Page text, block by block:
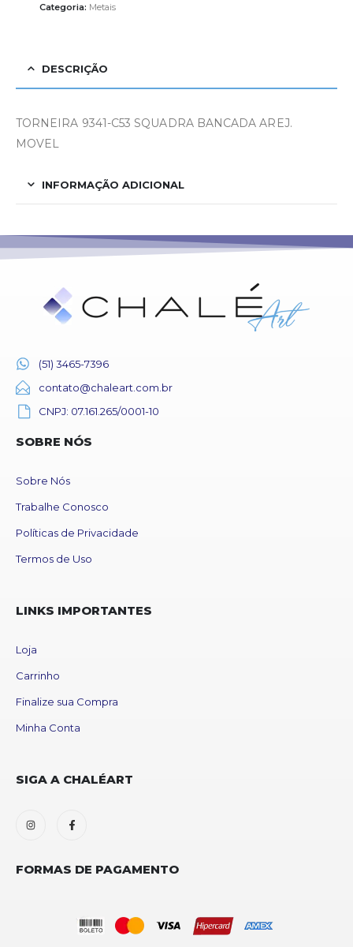
Categoria: Metais
DESCRIÇÃO
TORNEIRA 9341-C53 SQUADRA BANCADA AREJ.
MOVEL
INFORMAÇÃO ADICIONAL
(51) 3465-7396
contato@chaleart.com.br
CNPJ: 07.161.265/0001-10
SOBRE NÓS
Sobre Nós
Trabalhe Conosco
Políticas de Privacidade
Termos de Uso
LINKS IMPORTANTES
Loja
Carrinho
Finalize sua Compra
Minha Conta
SIGA A CHALÉART
FORMAS DE PAGAMENTO